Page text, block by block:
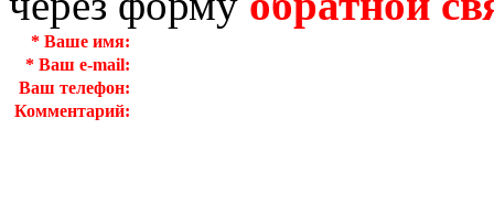
* Ваше имя:
* Ваш e-mail:
Ваш телефон:
Комментарий: